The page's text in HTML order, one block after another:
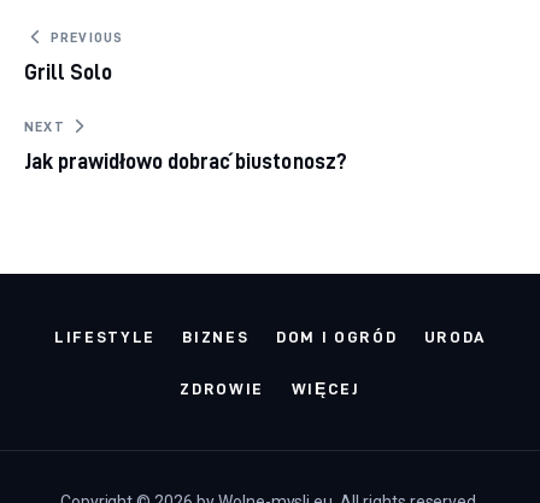
Nawigacja wpisu
PREVIOUS
Grill Solo
NEXT
Jak prawidłowo dobrać biustonosz?
LIFESTYLE BIZNES DOM I OGRÓD URODA
ZDROWIE WIĘCEJ